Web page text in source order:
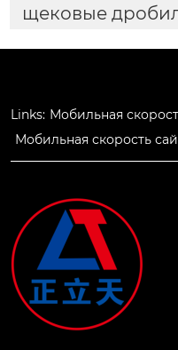
щековые
Links: Мобильная
Мобильная скорость